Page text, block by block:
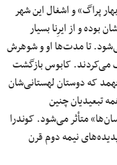
دختر که در سال ۱۹۶۹ پس از «بهار پراگ» و اشغال این شهر
و از ایرِنا بسیار
تا مدت‌ها او و شوهرش
می‌کردند. کابوس بازگشت
که دوستان لهستانی‌شان
تبعیدیان چنین
متأثر می‌شود. کوندرا
نیمه دوم قرن